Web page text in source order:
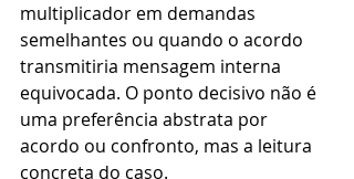
multiplicador em demandas
semelhantes ou quando o acordo
transmitiria mensagem interna
equivocada. O ponto decisivo não é
uma preferência abstrata por
acordo ou confronto, mas a leitura
concreta do caso.